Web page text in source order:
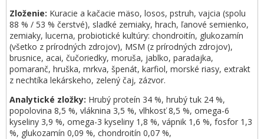
Zloženie: Kuracie a kačacie mäso, losos, pstruh, vajcia (spolu
88 % / 53 % čerstvé), sladké zemiaky, hrach, ľanové semienko,
zemiaky, lucerna, probiotické kultúry: chondroitín, glukozamín
(všetko z prírodných zdrojov), MSM (z prírodných zdrojov),
brusnice, acai, čučoriedky, moruša, jablko, paradajka,
pomaranč, hruška, mrkva, špenát, karfiol, morské riasy, extrakt
z nechtíka lekárskeho, zelený čaj, zázvor.
Analytické zložky: Hrubý proteín 34 %, hrubý tuk 24 %,
popolovina 8,5 %, vláknina 3,5 %, vlhkosť 8,5 %, omega-6
kyseliny 3,9 %, omega-3 kyseliny 1,8 %, vápnik 1,6 %, fosfor 1,3
%, glukozamín 0,09 %, chondroitín 0,07 %,